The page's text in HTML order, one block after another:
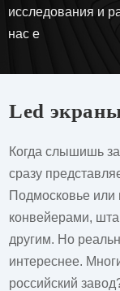
исследования и
нас е
Led
Когда слышишь
сразу
Подмосковье или
конвейерами,
другим. Но
интереснее.
российский